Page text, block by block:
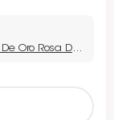
Globos Pequeños Con Números De Lámina De Oro Rosa De 16 Pulgadas Empresas